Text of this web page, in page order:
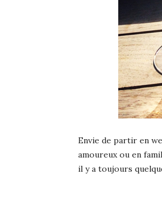
Envie de partir en
amoureux ou en
il y a toujours